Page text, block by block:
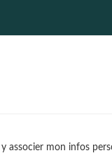
associer mon infos